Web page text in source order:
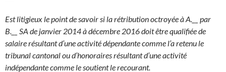
Est litigieux le point de savoir si la rétribution octroyée à A.__ par
B.__ SA de janvier 2014 à décembre 2016 doit être qualifiée de
salaire résultant d’une activité dépendante comme l’a retenu le
tribunal cantonal ou d’honoraires résultant d’une activité
indépendante comme le soutient le recourant.